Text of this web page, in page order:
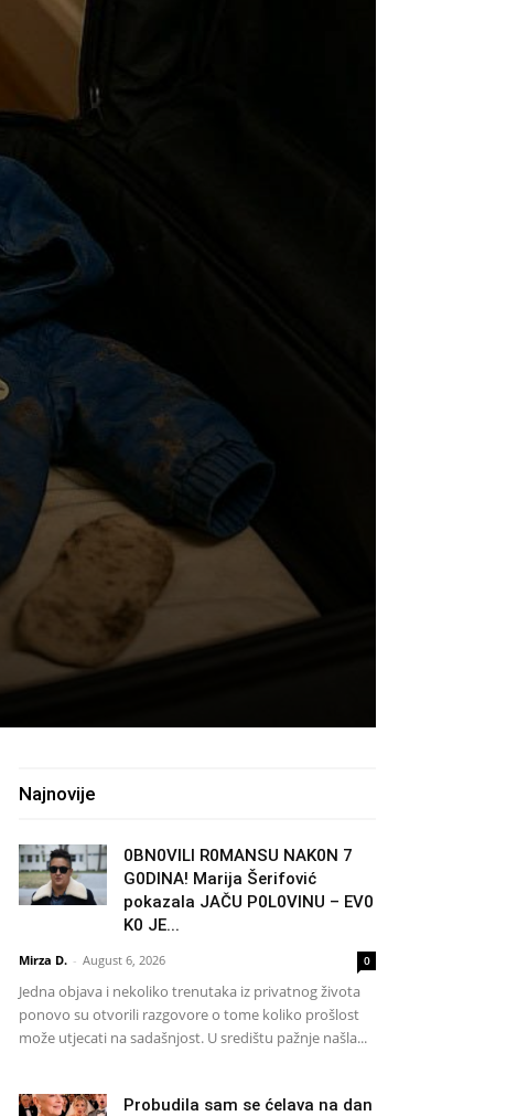
Najnovije
0BN0VlLl R0MANSU NAK0N 7
G0DlNA! Marija Šerifović
pokazala JAČU P0L0VINU – EV0
K0 JE...
Mirza D. - August 6, 2026 0
Jedna objava i nekoliko trenutaka iz privatnog života
ponovo su otvorili razgovore o tome koliko prošlost
može utjecati na sadašnjost. U središtu pažnje našla...
Probudila sam se ćelava na dan